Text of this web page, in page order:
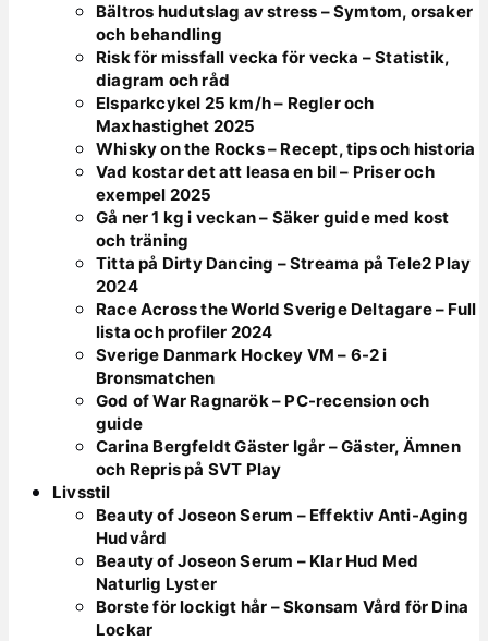
Bältros hudutslag av stress – Symtom, orsaker
och behandling
Risk för missfall vecka för vecka – Statistik,
diagram och råd
Elsparkcykel 25 km/h – Regler och
Maxhastighet 2025
Whisky on the Rocks – Recept, tips och historia
Vad kostar det att leasa en bil – Priser och
exempel 2025
Gå ner 1 kg i veckan – Säker guide med kost
och träning
Titta på Dirty Dancing – Streama på Tele2 Play
2024
Race Across the World Sverige Deltagare – Full
lista och profiler 2024
Sverige Danmark Hockey VM – 6-2 i
Bronsmatchen
God of War Ragnarök – PC-recension och
guide
Carina Bergfeldt Gäster Igår – Gäster, Ämnen
och Repris på SVT Play
Livsstil
Beauty of Joseon Serum – Effektiv Anti-Aging
Hudvård
Beauty of Joseon Serum – Klar Hud Med
Naturlig Lyster
Borste för lockigt hår – Skonsam Vård för Dina
Lockar